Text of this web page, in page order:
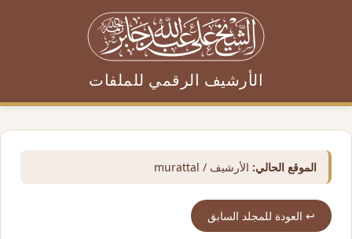
الأرشيف الرقمي للملفات
الموقع الحالي: الأرشيف / murattal
↩️ العودة للمجلد السابق